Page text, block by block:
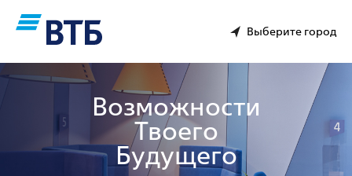
Выберите город
Возможности
Твоего
Будущего